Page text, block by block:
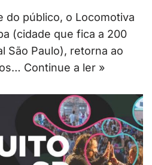
do público, o Locomotiva
(cidade que fica a 200
São Paulo), retorna ao
Continue a ler »